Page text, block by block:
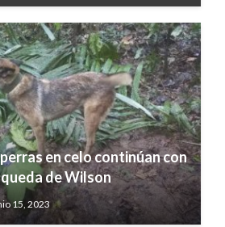
en celo continúan con
de Wilson
15, 2023